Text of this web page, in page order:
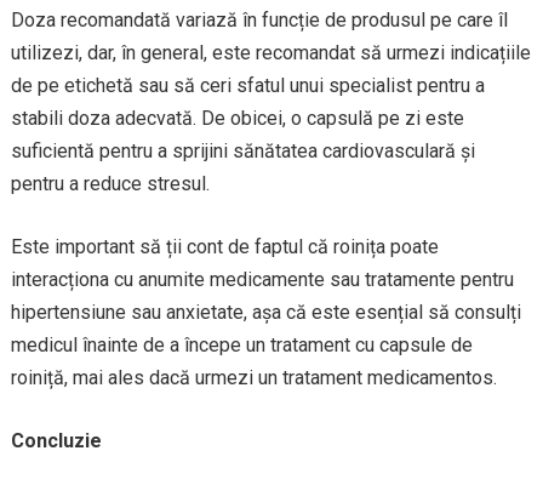
Doza recomandată variază în funcție de produsul pe care îl
utilizezi, dar, în general, este recomandat să urmezi indicațiile
de pe etichetă sau să ceri sfatul unui specialist pentru a
stabili doza adecvată. De obicei, o capsulă pe zi este
suficientă pentru a sprijini sănătatea cardiovasculară și
pentru a reduce stresul.
Este important să ții cont de faptul că roinița poate
interacționa cu anumite medicamente sau tratamente pentru
hipertensiune sau anxietate, așa că este esențial să consulți
medicul înainte de a începe un tratament cu capsule de
roiniță, mai ales dacă urmezi un tratament medicamentos.
Concluzie